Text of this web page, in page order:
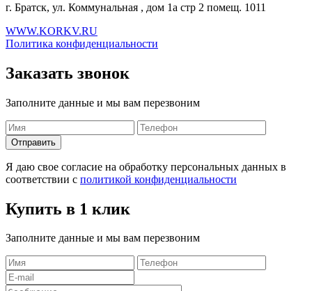
г. Братск, ул. Коммунальная , дом 1а стр 2 помещ. 1011
WWW.KORKV.RU
Политика конфиденциальности
Заказать звонок
Заполните данные и мы вам перезвоним
Я даю свое согласие на обработку персональных данных в
соответствии с политикой конфиденциальности
Купить в 1 клик
Заполните данные и мы вам перезвоним